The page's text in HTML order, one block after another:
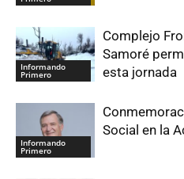
Informando
Primero
Complejo
Samoré
esta jornada
Informando
Primero
Social en la